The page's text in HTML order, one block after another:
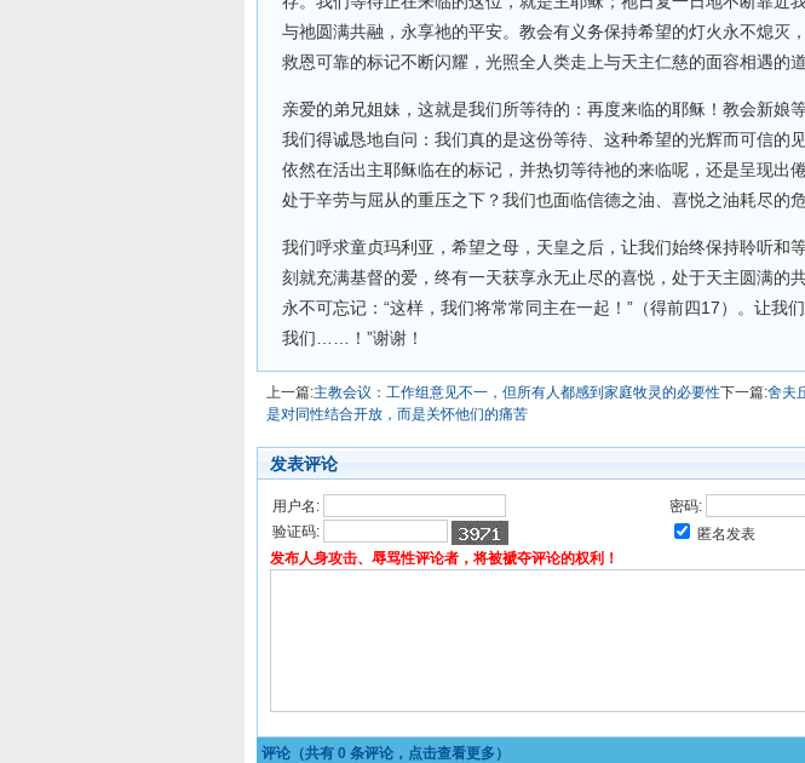
与祂圆满共融，永享祂的平安。教会有义务保持希望的灯火永不熄灭
救恩可靠的标记不断闪耀，光照全人类走上与天主仁慈的面容相遇的道
亲爱的弟兄姐妹，这就是我们所等待的：再度来临的耶稣！教会新娘
我们得诚恳地自问：我们真的是这份等待、这种希望的光辉而可信的
依然在活出主耶稣临在的标记，并热切等待祂的来临呢，还是呈现出
处于辛劳与屈从的重压之下？我们也面临信德之油、喜悦之油耗尽的
我们呼求童贞玛利亚，希望之母，天皇之后，让我们始终保持聆听和
刻就充满基督的爱，终有一天获享永无止尽的喜悦，处于天主圆满的
永不可忘记：“这样，我们将常常同主在一起！”（得前四17）。让我
我们……！”谢谢！
上一篇:主教会议：工作组意见不一，但所有人都感到家庭牧灵的必要性下一篇:舍夫
是对同性结合开放，而是关怀他们的痛苦
发表评论
用户名:
密码:
验证码:
匿名发表
发布人身攻击、辱骂性评论者，将被褫夺评论的权利！
评论（共有 0 条评论，点击查看更多）